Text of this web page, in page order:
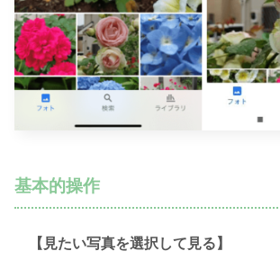
基本的操作
【見たい写真を選択して見る】